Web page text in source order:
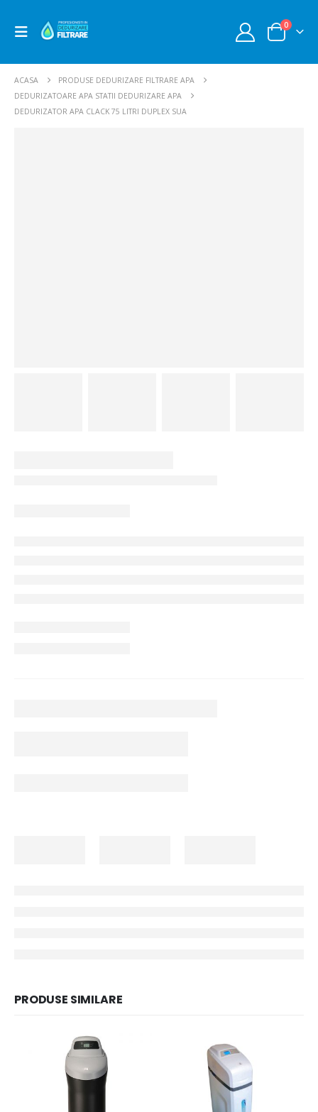
0
ACASA
PRODUSE DEDURIZARE FILTRARE APA
DEDURIZATOARE APA STATII DEDURIZARE APA
DEDURIZATOR APA CLACK 75 LITRI DUPLEX SUA
PRODUSE SIMILARE